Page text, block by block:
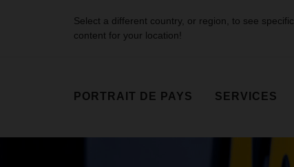
Select a different country, or region, to see specific
content for your location!
PORTRAIT DE PAYS SERVICES